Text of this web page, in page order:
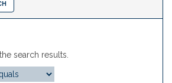
search results.